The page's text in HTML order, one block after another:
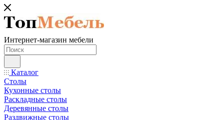
Интернет-магазин мебели
Каталог
Столы
Кухонные столы
Раскладные столы
Деревянные столы
Раздвижные столы